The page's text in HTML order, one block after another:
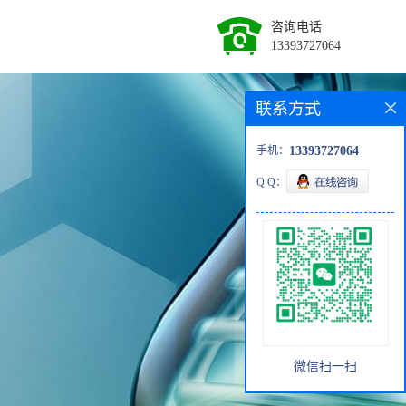
咨询电话
13393727064
联系方式
手机： 13393727064
Q Q：
微信扫一扫